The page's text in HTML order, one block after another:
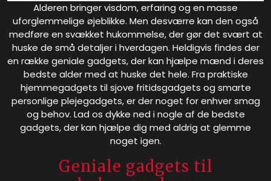
Alderen bringer visdom, erfaring og en masse
uforglemmelige øjeblikke. Men desværre kan den også
medføre en svækket hukommelse, der gør det svært at
huske de små detaljer i hverdagen. Heldigvis findes der
en række geniale gadgets, der kan hjælpe mænd i deres
bedste alder med at huske det hele. Fra praktiske
hjemmegadgets til sjove fritidsgadgets og smarte
personlige plejegadgets, er der noget for enhver smag
og behov. Lad os dykke ned i nogle af de bedste
gadgets, der kan hjælpe dig med aldrig at glemme
noget igen.
Geniale gadgets til